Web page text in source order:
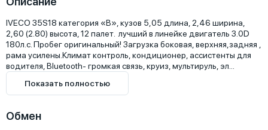
IVECO 35S18 категория «В», кузов 5,05 длина, 2,46 ширина,
2,60 (2.80) высота, 12 палет.  лучший в линейке двигатель 3.0D
180л.с. Пробег оригинальный! Загрузка боковая, верхняя,задняя ,
рама усилены.Климат контроль, кондиционер, ассистенты для
водителя, Bluetooth- громкая связь, круиз, мультируль, эл...
Показать полностью
Обмен